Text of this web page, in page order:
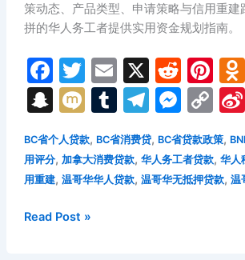
策动态、产品类型、申请策略与信用重建
拼的华人务工者提供实用资金规划指南。
F
a
c
e
b
o
T
w
itt
er
E
m
ai
l
X R
e
d
di
t
Pi
nt
er
e
st
S
a
p
h
M
i
T
u
m
bl
T
el
e
gr
M
e
s
s
C
p
y
BC省个人贷款, BC省消费贷, BC省贷款政策,
用评分, 加拿大消费贷款, 华人务工者贷款, 华人
用重建, 温哥华华人贷款, 温哥华无抵押贷款, 温
2026
Read Post »